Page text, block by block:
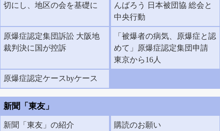
切にし、地区の会を基礎に
んばろう 日本被団協 総会と
中央行動
原爆症認定集団訴訟 大阪地
裁判決に国が控訴
「被爆者の病気、原爆症と認
めて」原爆症認定集団申請
東京から16人
原爆症認定ケースbyケース
新聞「東友」
新聞「東友」の紹介 購読のお願い